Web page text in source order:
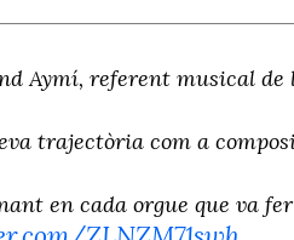
Aymí, referent musical de
trajectòria com a
en cada orgue que va